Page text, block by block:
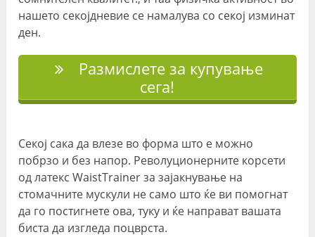
нашето секојдневие се намалува со секој изминат
ден.
Размислете за купување
сега!
Секој сака да влезе во форма што е можно
побрзо и без напор. Револуционерните корсети
од латекс WaistTrainer за зајакнување на
стомачните мускули не само што ќе ви помогнат
да го постигнете ова, туку и ќе направат вашата
биста да изгледа поцврста.